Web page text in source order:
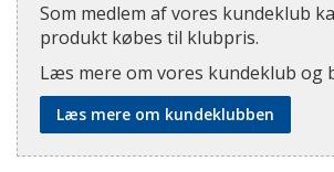
Som medlem af vores kundeklub
produkt købes til klubpris.
Læs mere om vores kundeklub og
Læs mere om kundeklubben